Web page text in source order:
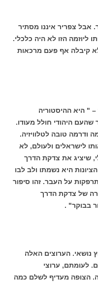
אבל צפריר איננו מסתיר
הזו לא היה כלכלי.
לא קיבלה אף פעם מרכאות
– " היא ההיסטוריה
היהודי חולל מעודו.
ודרמה טובה לטלוויזיה.
לישראלים ולעולם, לא
שיציג את צדקת הדרך
היא נשמתו ולב לבו
על העבר. זהו סיפור
של צדקת הדרך
בבוקר" .
נושאי. הערוצים האלה
לעומתם, ערוצי
הצופה מעדיף לשלם כמה